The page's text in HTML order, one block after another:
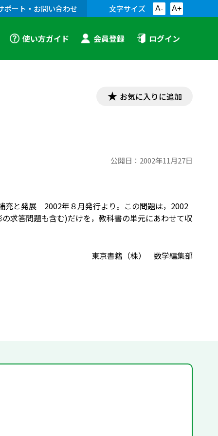
ポート・お問い合わせ 文字サイズ A- A+
使い方ガイド 会員登録 ログイン
お気に入りに追加
公開日： 2002年11月27日
と発展 2002年８月発行より。この問題は，2002
求答問題も含む)だけを，教科書の単元にあわせて収
東京書籍（株） 数学編集部